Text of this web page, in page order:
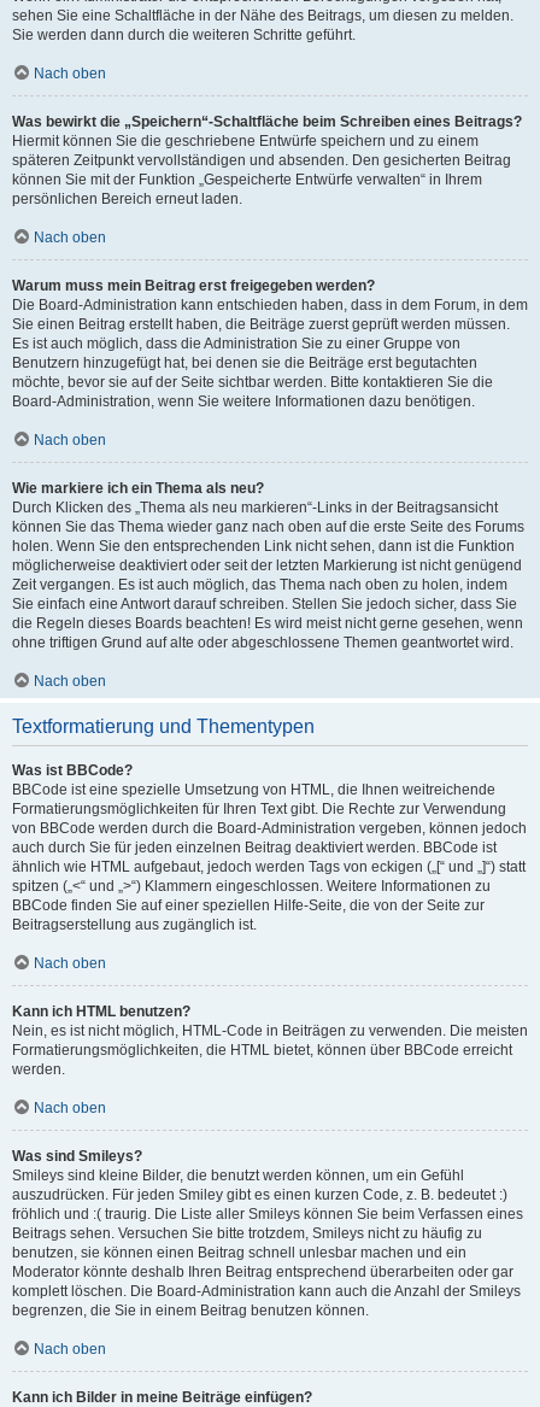
sehen Sie eine Schaltfläche in der Nähe des Beitrags, um diesen zu melden.
Sie werden dann durch die weiteren Schritte geführt.
Nach oben
Was bewirkt die „Speichern“-Schaltfläche beim Schreiben eines Beitrags?
Hiermit können Sie die geschriebene Entwürfe speichern und zu einem
späteren Zeitpunkt vervollständigen und absenden. Den gesicherten Beitrag
können Sie mit der Funktion „Gespeicherte Entwürfe verwalten“ in Ihrem
persönlichen Bereich erneut laden.
Nach oben
Warum muss mein Beitrag erst freigegeben werden?
Die Board-Administration kann entschieden haben, dass in dem Forum, in dem
Sie einen Beitrag erstellt haben, die Beiträge zuerst geprüft werden müssen.
Es ist auch möglich, dass die Administration Sie zu einer Gruppe von
Benutzern hinzugefügt hat, bei denen sie die Beiträge erst begutachten
möchte, bevor sie auf der Seite sichtbar werden. Bitte kontaktieren Sie die
Board-Administration, wenn Sie weitere Informationen dazu benötigen.
Nach oben
Wie markiere ich ein Thema als neu?
Durch Klicken des „Thema als neu markieren“-Links in der Beitragsansicht
können Sie das Thema wieder ganz nach oben auf die erste Seite des Forums
holen. Wenn Sie den entsprechenden Link nicht sehen, dann ist die Funktion
möglicherweise deaktiviert oder seit der letzten Markierung ist nicht genügend
Zeit vergangen. Es ist auch möglich, das Thema nach oben zu holen, indem
Sie einfach eine Antwort darauf schreiben. Stellen Sie jedoch sicher, dass Sie
die Regeln dieses Boards beachten! Es wird meist nicht gerne gesehen, wenn
ohne triftigen Grund auf alte oder abgeschlossene Themen geantwortet wird.
Nach oben
Textformatierung und Thementypen
Was ist BBCode?
BBCode ist eine spezielle Umsetzung von HTML, die Ihnen weitreichende
Formatierungsmöglichkeiten für Ihren Text gibt. Die Rechte zur Verwendung
von BBCode werden durch die Board-Administration vergeben, können jedoch
auch durch Sie für jeden einzelnen Beitrag deaktiviert werden. BBCode ist
ähnlich wie HTML aufgebaut, jedoch werden Tags von eckigen („[“ und „]“) statt
spitzen („<“ und „>“) Klammern eingeschlossen. Weitere Informationen zu
BBCode finden Sie auf einer speziellen Hilfe-Seite, die von der Seite zur
Beitragserstellung aus zugänglich ist.
Nach oben
Kann ich HTML benutzen?
Nein, es ist nicht möglich, HTML-Code in Beiträgen zu verwenden. Die meisten
Formatierungsmöglichkeiten, die HTML bietet, können über BBCode erreicht
werden.
Nach oben
Was sind Smileys?
Smileys sind kleine Bilder, die benutzt werden können, um ein Gefühl
auszudrücken. Für jeden Smiley gibt es einen kurzen Code, z. B. bedeutet :)
fröhlich und :( traurig. Die Liste aller Smileys können Sie beim Verfassen eines
Beitrags sehen. Versuchen Sie bitte trotzdem, Smileys nicht zu häufig zu
benutzen, sie können einen Beitrag schnell unlesbar machen und ein
Moderator könnte deshalb Ihren Beitrag entsprechend überarbeiten oder gar
komplett löschen. Die Board-Administration kann auch die Anzahl der Smileys
begrenzen, die Sie in einem Beitrag benutzen können.
Nach oben
Kann ich Bilder in meine Beiträge einfügen?